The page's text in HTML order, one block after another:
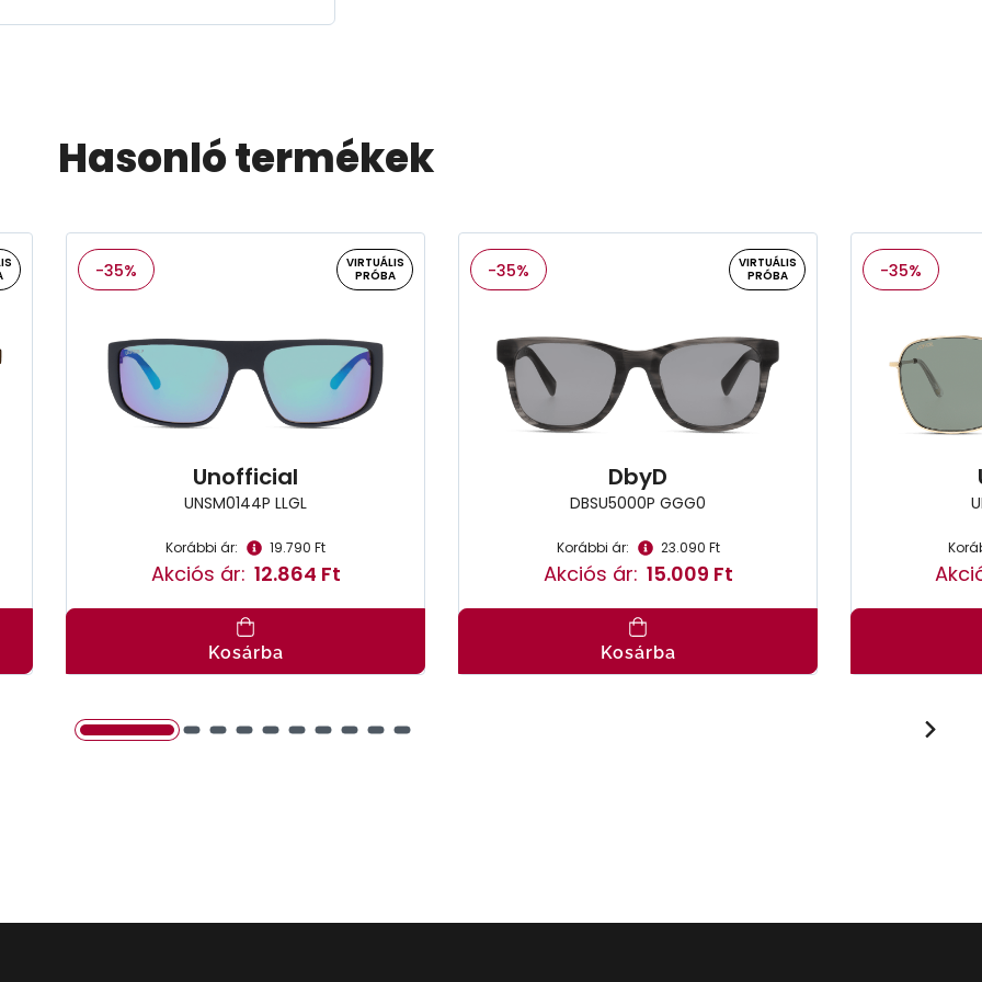
Hasonló termékek
-35%
VIRTUÁLIS
PRÓBA
Unofficial
UNSM0144P LLGL
Korábbi ár: 19.790 Ft
Akciós ár: 12.864 Ft
Kosárba
-35%
VIRTUÁLIS
PRÓBA
DbyD
DBSU5000P GGG0
Korábbi ár: 23.090 Ft
Akciós ár: 15.009 Ft
Kosárba
-35%